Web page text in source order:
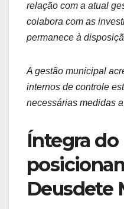
relação com a atual
colabora com as
permanece à
A gestão municipal
internos de controle
necessárias medidas
Íntegra do
Deusdete